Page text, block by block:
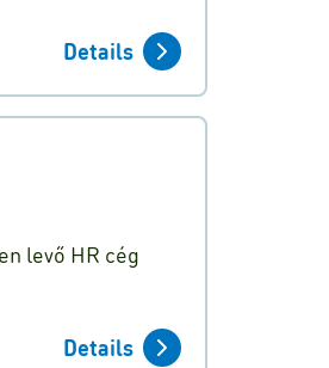
Details
levő HR cég
Details